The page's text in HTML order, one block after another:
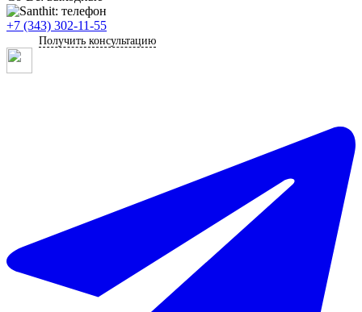
+7 (343) 302-11-55
Получить консультацию